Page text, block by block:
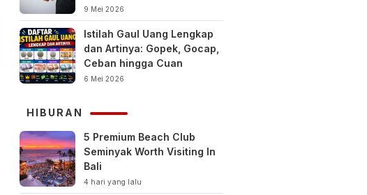
9 Mei 2026
Istilah Gaul Uang Lengkap
dan Artinya: Gopek, Gocap,
Ceban hingga Cuan
6 Mei 2026
HIBURAN
5 Premium Beach Club
Seminyak Worth Visiting In
Bali
4 hari yang lalu